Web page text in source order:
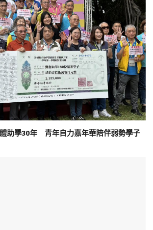
助學30年 青年自力嘉年華陪伴弱勢學子